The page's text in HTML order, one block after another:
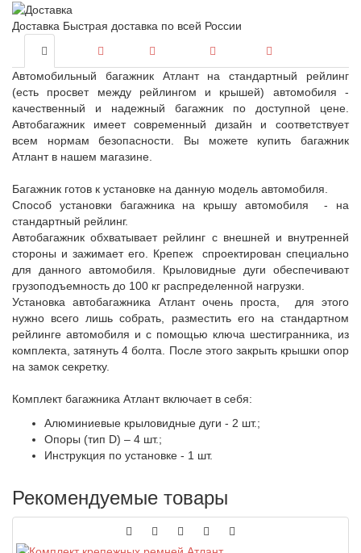
Доставка Быстрая доставка по всей России
Автомобильный багажник Атлант на стандартный рейлинг
(есть просвет между рейлингом и крышей) автомобиля -
качественный и надежный багажник по доступной цене.
Автобагажник имеет современный дизайн и соответствует
всем нормам безопасности. Вы можете купить багажник
Атлант в нашем магазине.
Багажник готов к установке на данную модель автомобиля.
Способ установки багажника на крышу автомобиля - на
стандартный рейлинг.
Автобагажник обхватывает рейлинг с внешней и внутренней
стороны и зажимает его. Крепеж спроектирован специально
для данного автомобиля. Крыловидные дуги обеспечивают
грузоподъемность до 100 кг распределенной нагрузки.
Установка автобагажника Атлант очень проста, для этого
нужно всего лишь собрать, разместить его на стандартном
рейлинге автомобиля и с помощью ключа шестигранника, из
комплекта, затянуть 4 болта. После этого закрыть крышки опор
на замок секретку.
Комплект багажника Атлант включает в себя:
Алюминиевые крыловидные дуги - 2 шт.;
Опоры (тип D) – 4 шт.;
Инструкция по установке - 1 шт.
Рекомендуемые товары